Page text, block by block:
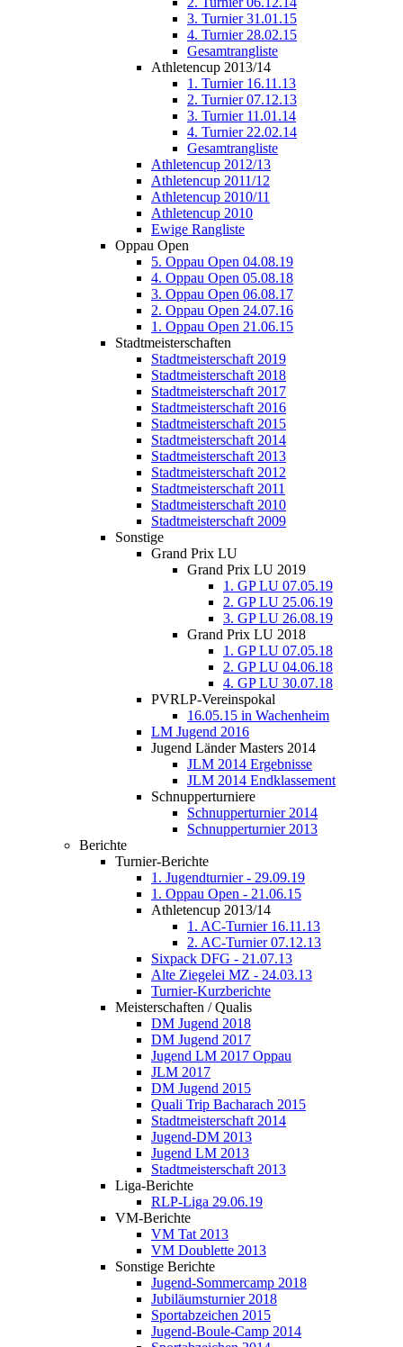
3. Turnier 31.01.15
4. Turnier 28.02.15
Gesamtrangliste
Athletencup 2013/14
1. Turnier 16.11.13
2. Turnier 07.12.13
3. Turnier 11.01.14
4. Turnier 22.02.14
Gesamtrangliste
Athletencup 2012/13
Athletencup 2011/12
Athletencup 2010/11
Athletencup 2010
Ewige Rangliste
Oppau Open
5. Oppau Open 04.08.19
4. Oppau Open 05.08.18
3. Oppau Open 06.08.17
2. Oppau Open 24.07.16
1. Oppau Open 21.06.15
Stadtmeisterschaften
Stadtmeisterschaft 2019
Stadtmeisterschaft 2018
Stadtmeisterschaft 2017
Stadtmeisterschaft 2016
Stadtmeisterschaft 2015
Stadtmeisterschaft 2014
Stadtmeisterschaft 2013
Stadtmeisterschaft 2012
Stadtmeisterschaft 2011
Stadtmeisterschaft 2010
Stadtmeisterschaft 2009
Sonstige
Grand Prix LU
Grand Prix LU 2019
1. GP LU 07.05.19
2. GP LU 25.06.19
3. GP LU 26.08.19
Grand Prix LU 2018
1. GP LU 07.05.18
2. GP LU 04.06.18
4. GP LU 30.07.18
PVRLP-Vereinspokal
16.05.15 in Wachenheim
LM Jugend 2016
Jugend Länder Masters 2014
JLM 2014 Ergebnisse
JLM 2014 Endklassement
Schnupperturniere
Schnupperturnier 2014
Schnupperturnier 2013
Berichte
Turnier-Berichte
1. Jugendturnier - 29.09.19
1. Oppau Open - 21.06.15
Athletencup 2013/14
1. AC-Turnier 16.11.13
2. AC-Turnier 07.12.13
Sixpack DFG - 21.07.13
Alte Ziegelei MZ - 24.03.13
Turnier-Kurzberichte
Meisterschaften / Qualis
DM Jugend 2018
DM Jugend 2017
Jugend LM 2017 Oppau
JLM 2017
DM Jugend 2015
Quali Trip Bacharach 2015
Stadtmeisterschaft 2014
Jugend-DM 2013
Jugend LM 2013
Stadtmeisterschaft 2013
Liga-Berichte
RLP-Liga 29.06.19
VM-Berichte
VM Tat 2013
VM Doublette 2013
Sonstige Berichte
Jugend-Sommercamp 2018
Jubiläumsturnier 2018
Sportabzeichen 2015
Jugend-Boule-Camp 2014